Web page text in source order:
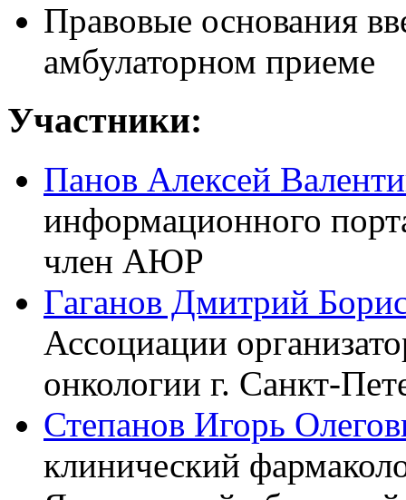
Правовые основания
амбулаторном приеме
Участники:
Панов Алексей
информационного
член АЮР
Гаганов Дмитрий
Ассоциации
онкологии г. Санкт-
Степанов Игорь
клинический